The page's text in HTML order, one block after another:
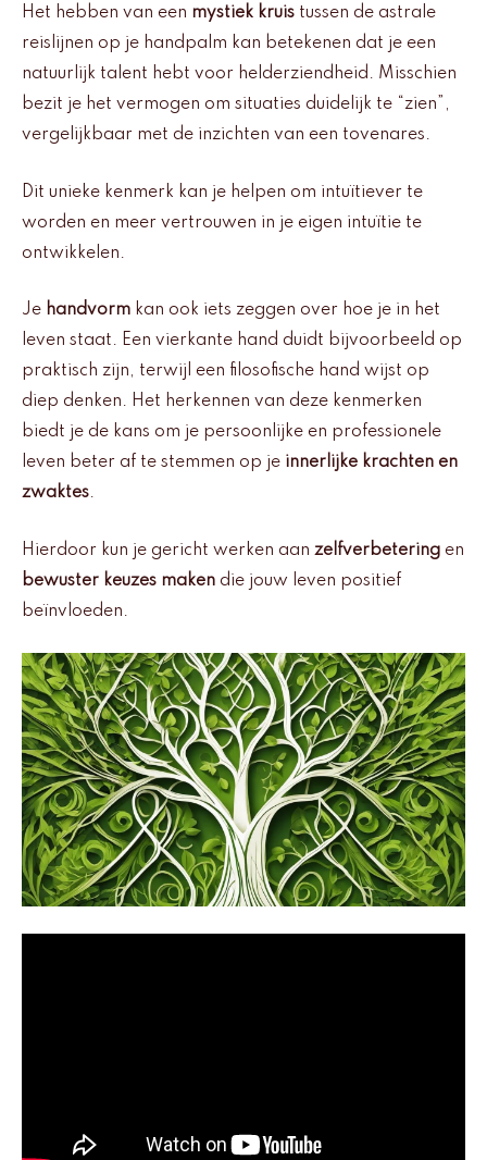
Het hebben van een mystiek kruis tussen de astrale
reislijnen op je handpalm kan betekenen dat je een
natuurlijk talent hebt voor helderziendheid. Misschien
bezit je het vermogen om situaties duidelijk te “zien”,
vergelijkbaar met de inzichten van een tovenares.
Dit unieke kenmerk kan je helpen om intuïtiever te
worden en meer vertrouwen in je eigen intuïtie te
ontwikkelen.
Je handvorm kan ook iets zeggen over hoe je in het
leven staat. Een vierkante hand duidt bijvoorbeeld op
praktisch zijn, terwijl een filosofische hand wijst op
diep denken. Het herkennen van deze kenmerken
biedt je de kans om je persoonlijke en professionele
leven beter af te stemmen op je innerlijke krachten en
zwaktes.
Hierdoor kun je gericht werken aan zelfverbetering en
bewuster keuzes maken die jouw leven positief
beïnvloeden.